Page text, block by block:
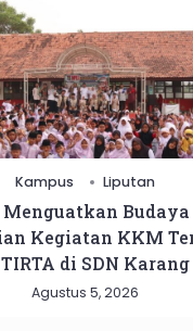
Kampus Liputan
Menguatkan
Kegiatan KKM
di SDN Karang
Agustus 5, 2026